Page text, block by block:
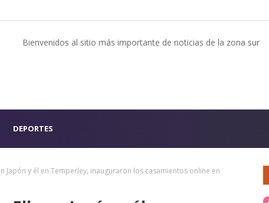
Bienvenidos al sitio más importante de noticias de la zona sur
DEPORTES
Japón y él en Temperley, inauguraron los casamientos online en